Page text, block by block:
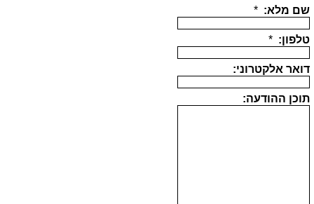
שם מלא: *
טלפון: *
דואר אלקטרוני:
תוכן ההודעה: